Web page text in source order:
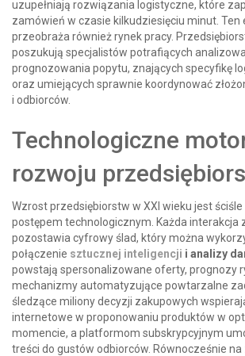
uzupełniają rozwiązania logistyczne, które
zamówień w czasie kilkudziesięciu minut. Ten
przeobraża również rynek pracy.
poszukują specjalistów potrafiących
prognozowania popytu, znających specyfikę
oraz umiejących sprawnie koordynować
i odbiorców.
Technologiczne
rozwoju
Wzrost przedsiębiorstw w XXI wieku jest
postępem technologicznym. Każda interakcja
pozostawia cyfrowy ślad, który można
połączenie sztucznej inteligencji i analizy
powstają spersonalizowane oferty, prognozy
mechanizmy automatyzujące powtarzalne
śledzące miliony decyzji zakupowych
internetowe w proponowaniu produktów w
momencie, a platformom subskrypcyjnym
treści do gustów odbiorców. Równocześnie